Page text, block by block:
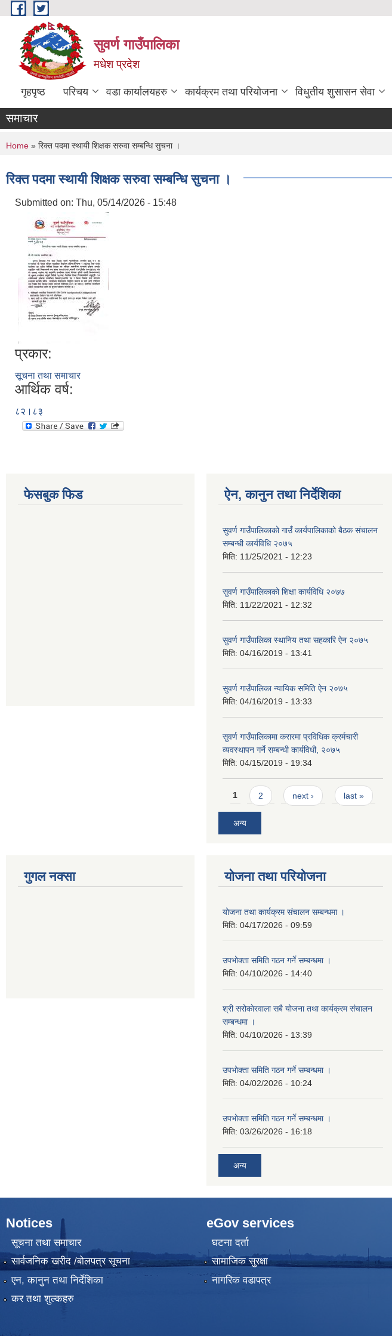
Skip to main content
सुवर्ण गाउँपालिका
मधेश प्रदेश
गृहपृष्ठ परिचय वडा कार्यालयहरु कार्यक्रम तथा परियोजना विधुतीय शुसासन सेवा
समाचार
You are here
Home » रिक्त पदमा स्थायी शिक्षक सरुवा सम्बन्धि सुचना ।
रिक्त पदमा स्थायी शिक्षक सरुवा सम्बन्धि सुचना ।
Submitted on: Thu, 05/14/2026 - 15:48
प्रकार:
सूचना तथा समाचार
आर्थिक वर्ष:
८२।८३
फेसबुक फिड ऐन, कानुन तथा निर्देशिका
सुवर्ण गाउँपालिकाको गाउँ कार्यपालिकाको बैठक संचालन
सम्बन्धी कार्यविधि २०७५
मिति: 11/25/2021 - 12:23
सुवर्ण गाउँपालिकाको शिक्षा कार्यविधि २०७७
मिति: 11/22/2021 - 12:32
सुवर्ण गाउँपालिका स्थानिय तथा सहकारि ऐन २०७५
मिति: 04/16/2019 - 13:41
सुवर्ण गाउँपालिका न्यायिक समिति ऐन २०७५
मिति: 04/16/2019 - 13:33
सुवर्ण गाउँपालिकामा करारमा प्रविधिक क्रर्मचारी
व्यवस्थापन गर्ने सम्बन्धी कार्यविधी, २०७५
मिति: 04/15/2019 - 19:34
Pages
1 2 next › last »
अन्य
गुगल नक्सा योजना तथा परियोजना
योजना तथा कार्यक्रम संचालन सम्बन्धमा ।
मिति: 04/17/2026 - 09:59
उपभोक्ता समिति गठन गर्ने सम्बन्धमा ।
मिति: 04/10/2026 - 14:40
श्री सरोकाेरवाला सबै योजना तथा कार्यक्रम संचालन
सम्बन्धमा ।
मिति: 04/10/2026 - 13:39
उपभोक्ता समिति गठन गर्ने सम्बन्धमा ।
मिति: 04/02/2026 - 10:24
उपभोक्ता समिति गठन गर्ने सम्बन्धमा ।
मिति: 03/26/2026 - 16:18
अन्य
Notices
सूचना तथा समाचार
सार्वजनिक खरीद /बोलपत्र सूचना
एन, कानुन तथा निर्देशिका
कर तथा शुल्कहरु
eGov services
घटना दर्ता
सामाजिक सुरक्षा
नागरिक वडापत्र